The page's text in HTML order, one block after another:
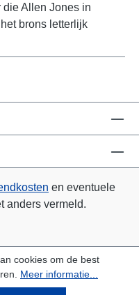
die Allen Jones in
brons letterlijk
en eventuele
anders vermeld.
cookies om de best
Meer informatie...